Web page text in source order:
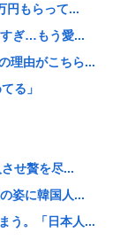
損益分岐...
演者衝撃
ああ！！！！...
興信所に調査...
当）畑...
食べ...
です」→30...
円もらって...
ぎ…もう愛...
理由がこちら...
る」
せ贅を尽...
姿に韓国人...
う。「日本人...